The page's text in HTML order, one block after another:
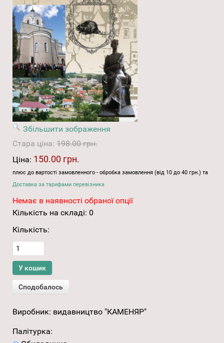
Збільшити зображення
Стара ціна: 198.00 грн.
Ціна: 150.00 грн.
плюс до вартості замовленного - обробка замовлення (від 10 до 40 грн.) та
Доставка за тарифами перевізника
Немає в наявності обраної опції
Кількість на складі: 0
Кількість:
Виробник: видавництво "КАМЕНЯР"
Палітурка: